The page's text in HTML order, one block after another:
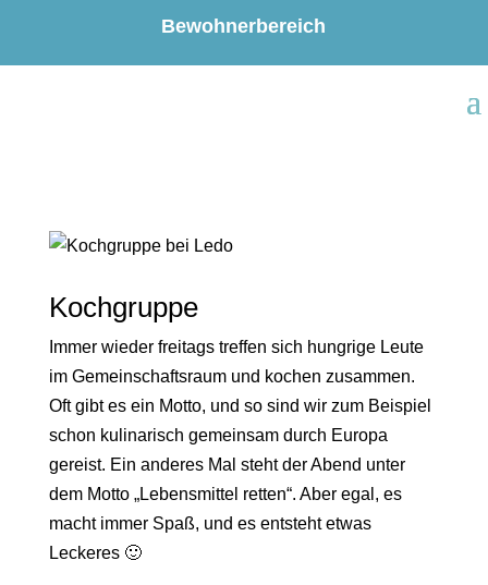
Bewohnerbereich
Kochgruppe
Immer wieder freitags treffen sich hungrige Leute
im Gemeinschaftsraum und kochen zusammen.
Oft gibt es ein Motto, und so sind wir zum Beispiel
schon kulinarisch gemeinsam durch Europa
gereist. Ein anderes Mal steht der Abend unter
dem Motto „Lebensmittel retten“. Aber egal, es
macht immer Spaß, und es entsteht etwas
Leckeres 🙂